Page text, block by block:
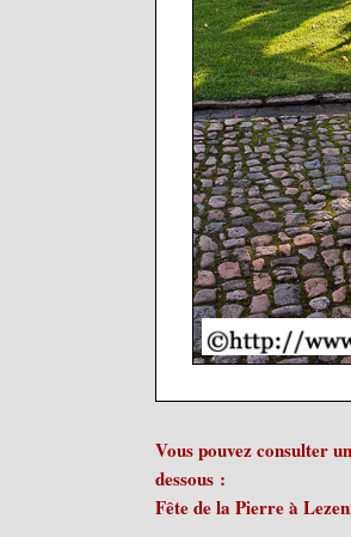
Vous pouvez consulter
dessous :
Fête de la Pierre à